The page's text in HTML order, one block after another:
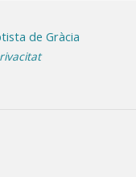
de Gràcia